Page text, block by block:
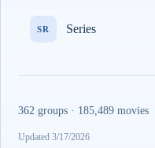
SR Series
362 groups · 185,489 movies
Updated 3/17/2026